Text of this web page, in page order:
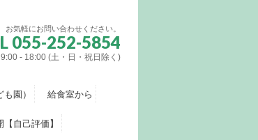
お気軽にお問い合わせください。
055-252-5854
- 18:00 (土・日・祝日除く)
園） 給食室から
自己評価】